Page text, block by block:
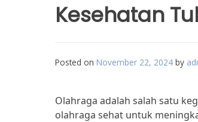
Kesehatan
Posted on November 22, 2024 by
Olahraga adalah salah satu
olahraga sehat untuk